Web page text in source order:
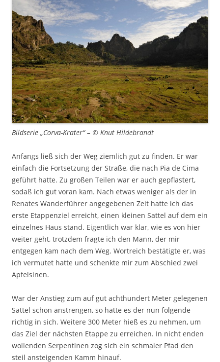
Bildserie „Corva-Krater“ – © Knut Hildebrandt
Anfangs ließ sich der Weg ziemlich gut zu finden. Er war
einfach die Fortsetzung der Straße, die nach Pia de Cima
geführt hatte. Zu großen Teilen war er auch gepflastert,
sodaß ich gut voran kam. Nach etwas weniger als der in
Renates Wanderführer angegebenen Zeit hatte ich das
erste Etappenziel erreicht, einen kleinen Sattel auf dem ein
einzelnes Haus stand. Eigentlich war klar, wie es von hier
weiter geht, trotzdem fragte ich den Mann, der mir
entgegen kam nach dem Weg. Wortreich bestätigte er, was
ich vermutet hatte und schenkte mir zum Abschied zwei
Apfelsinen.
War der Anstieg zum auf gut achthundert Meter gelegenen
Sattel schon anstrengen, so hatte es der nun folgende
richtig in sich. Weitere 300 Meter hieß es zu nehmen, um
das Ziel der nächsten Etappe zu erreichen. In nicht enden
wollenden Serpentinen zog sich ein schmaler Pfad den
steil ansteigenden Kamm hinauf.